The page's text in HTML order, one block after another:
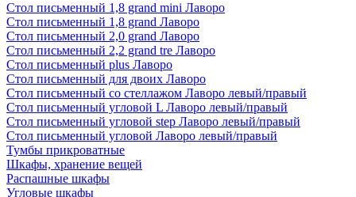
Стол письменный 1,8 grand mini Лаворо
Стол письменный 1,8 grand Лаворо
Стол письменный 2,0 grand Лаворо
Стол письменный 2,2 grand tre Лаворо
Стол письменный plus Лаворо
Стол письменный для двоих Лаворо
Стол письменный со стеллажом Лаворо левый/правый
Стол письменный угловой L Лаворо левый/правый
Стол письменный угловой step Лаворо левый/правый
Стол письменный угловой Лаворо левый/правый
Тумбы прикроватные
Шкафы, хранение вещей
Распашные шкафы
Угловые шкафы